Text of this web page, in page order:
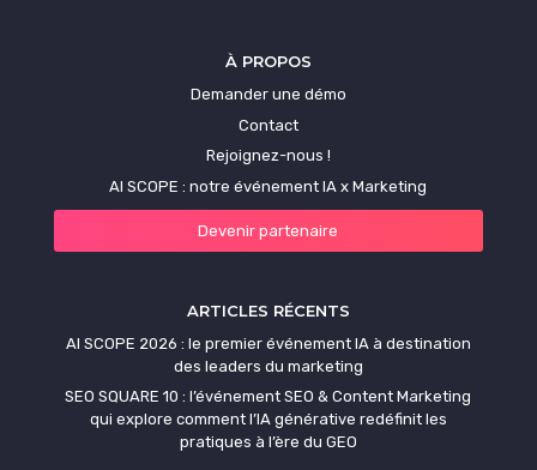
À PROPOS
Demander une démo
Contact
Rejoignez-nous !
AI SCOPE : notre événement IA x Marketing
Devenir partenaire
ARTICLES RÉCENTS
AI SCOPE 2026 : le premier événement IA à destination
des leaders du marketing
SEO SQUARE 10 : l’événement SEO & Content Marketing
qui explore comment l’IA générative redéfinit les
pratiques à l’ère du GEO